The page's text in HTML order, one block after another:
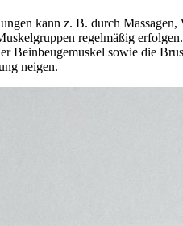
kann z. B. durch
regelmäßig
sowie die
neigen.